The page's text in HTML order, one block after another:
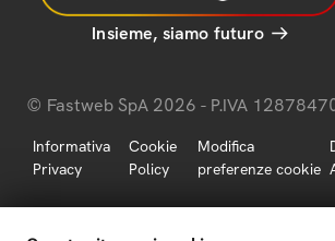
Insieme, siamo futuro
© Fastweb SpA 2026 - P.IVA
Informativa
Privacy
Cookie
Policy
Modifica
preferenze cookie